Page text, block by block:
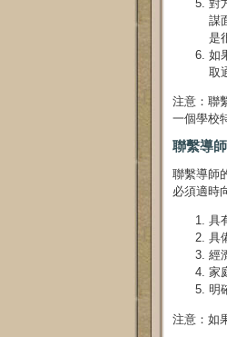
對
謀
是
如
取
注意：聯
一個學校
聯繫導
聯繫導師
必須適時
具
具
經
家
明
注意：如